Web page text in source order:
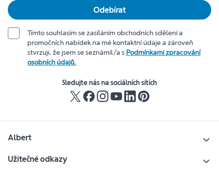
Odebírat
Tímto souhlasím se zasíláním obchodních sdělení a
promočních nabídek na mé kontaktní údaje a zároveň
stvrzuji, že jsem se seznámil/a s Podmínkami zpracování
osobních údajů.
Sledujte nás na sociálních sítích
Albert
Užitečné odkazy